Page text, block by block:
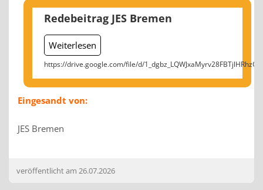
Redebeitrag JES Bremen
Weiterlesen
https://drive.google.com/file/d/
Eingesandt von:
JES Bremen
veröffentlicht am 26.07.2026